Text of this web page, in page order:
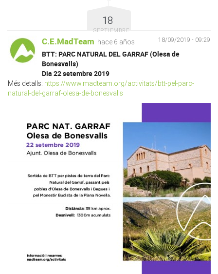
18
SEPTIEMBRE
C.E.MadTeam hace 6 años 18/09/2019 - 09:29
BTT: PARC NATURAL DEL GARRAF (Olesa de
Bonesvalls)
Dia 22 setembre 2019
Més detalls: https://www.madteam.org/activitats/btt-pel-parc-
natural-del-garraf-olesa-de-bonesvalls